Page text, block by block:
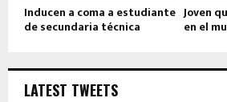
Inducen a coma a estudiante
de secundaria técnica
Joven
en el
LATEST TWEETS